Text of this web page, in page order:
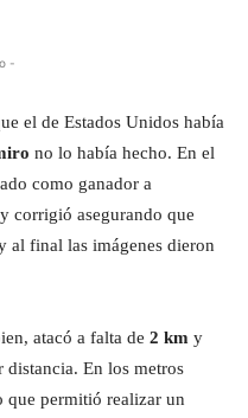
-
el de Estados Unidos había
no lo había hecho. En el
como ganador a
corrigió asegurando que
al final las imágenes dieron
atacó a falta de 2 km y
distancia. En los metros
permitió realizar un